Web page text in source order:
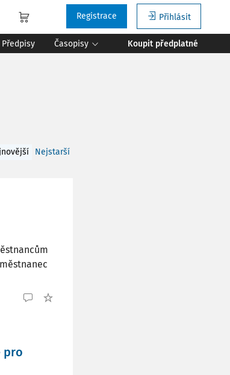
Přihlásit
Registrace
Předpisy Časopisy Koupit předplatné
Nejstarší
pro